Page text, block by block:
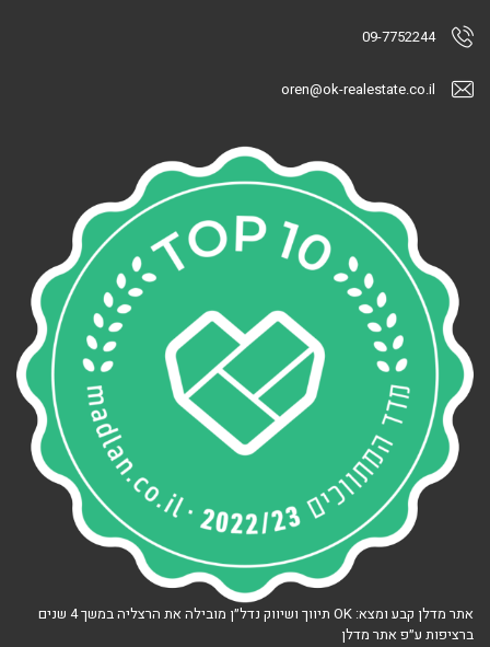
09-7752244
oren@ok-realestate.co.il
אתר מדלן קבע ומצא: OK תיווך ושיווק נדל״ן מובילה את הרצליה במשך 4 שנים
ברציפות ע״פ אתר מדלן